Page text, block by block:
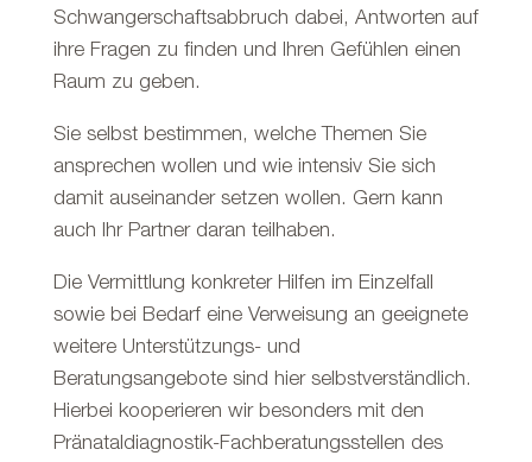
Schwangerschaftsabbruch dabei, Antworten auf
ihre Fragen zu finden und Ihren Gefühlen einen
Raum zu geben.
Sie selbst bestimmen, welche Themen Sie
ansprechen wollen und wie intensiv Sie sich
damit auseinander setzen wollen. Gern kann
auch Ihr Partner daran teilhaben.
Die Vermittlung konkreter Hilfen im Einzelfall
sowie bei Bedarf eine Verweisung an geeignete
weitere Unterstützungs- und
Beratungsangebote sind hier selbstverständlich.
Hierbei kooperieren wir besonders mit den
Pränataldiagnostik-Fachberatungsstellen des